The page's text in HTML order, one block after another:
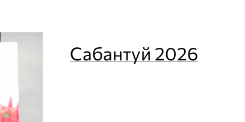
Сабантуй 2026